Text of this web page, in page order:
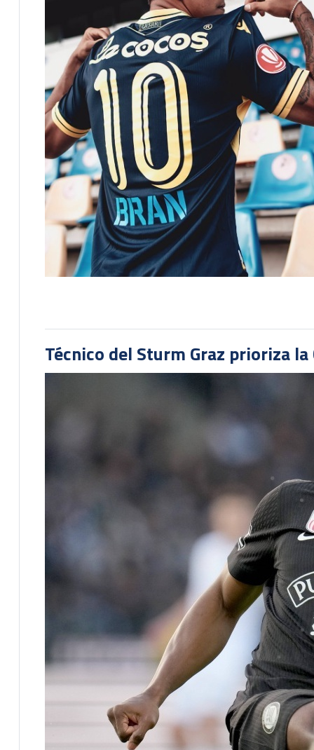
Técnico del Sturm Graz prioriza